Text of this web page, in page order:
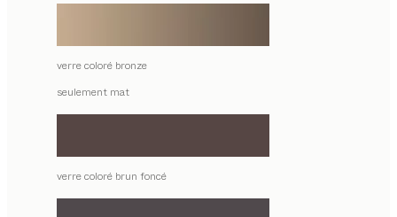
verre coloré bronze
seulement mat
verre coloré brun foncé